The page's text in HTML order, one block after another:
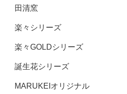
田清窯
楽々シリーズ
楽々GOLDシリーズ
誕生花シリーズ
MARUKEIオリジナル